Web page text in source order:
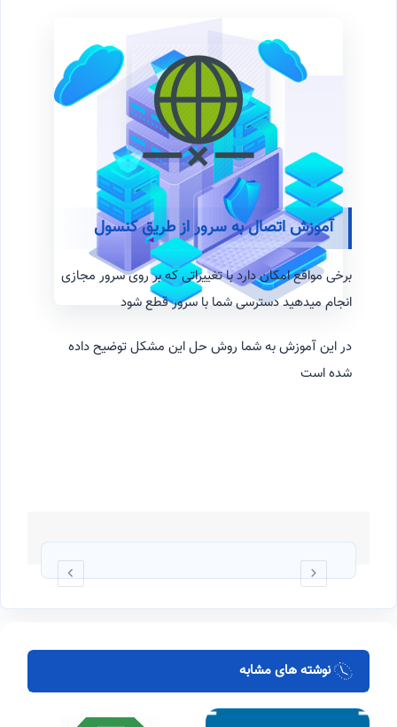
آموزش اتصال به سرور از طریق کنسول
برخی مواقع امکان دارد با تغییراتی که بر روی سرور مجازی
انجام میدهید دسترسی شما با سرور قطع شود
در این آموزش به شما روش حل این مشکل توضیح داده
شده است
نوشته های مشابه